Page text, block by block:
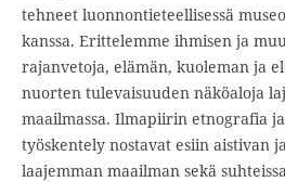
tehneet luonnontieteellisessä
kanssa. Erittelemme ihmisen ja
rajanvetoja, elämän, kuoleman ja
nuorten tulevaisuuden näköaloja
maailmassa. Ilmapiirin etnografia
työskentely nostavat esiin aistivan
laajemman maailman sekä